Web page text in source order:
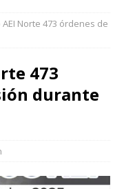
Norte 473 órdenes de
473
durante